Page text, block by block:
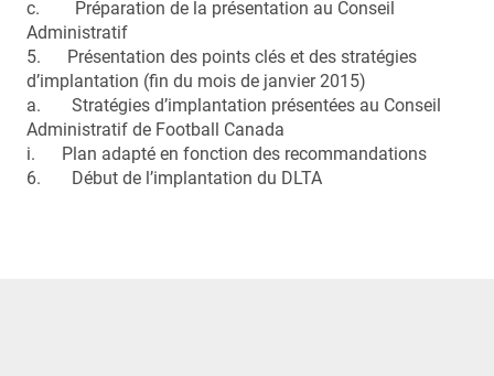
c. Préparation de la présentation au Conseil
Administratif
5. Présentation des points clés et des stratégies
d’implantation (fin du mois de janvier 2015)
a. Stratégies d’implantation présentées au Conseil
Administratif de Football Canada
i. Plan adapté en fonction des recommandations
6. Début de l’implantation du DLTA